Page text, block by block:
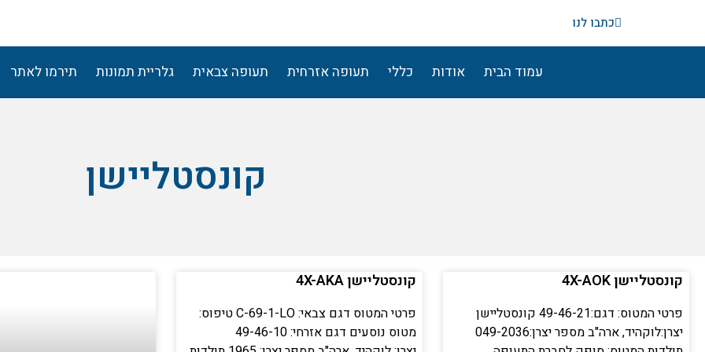
כתבו לנו
עמוד הבית אודות כללי תעופה אזרחית תעופה צבאית גלריית תמונות תירמו לאתר
קונסטליישן
קונסטליישן 4X-AOK
פרטי המטוס: דגם:49-46-21 קונסטליישן
יצרן:לוקהיד, ארה"ב מספר יצרן:049-2036
קונסטליישן 4X-AKA
פרטי המטוס דגם צבאי: C-69-1-LO טיפוס:
מטוס נוסעים דגם אזרחי: 49-46-10